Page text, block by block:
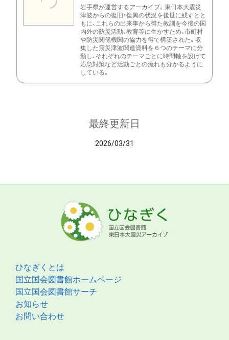
岩手県が運営するアーカイブ。東日本大震災
津波からの復旧・復興の状況を後世に残すとと
もに、これらの出来事から得た教訓を今後の国
内外の防災活動、教育等に生かすため、市町村
や防災関係機関の協力を得て構築された。収
集した震災津波関連資料を６つのテーマに分
類し、それぞれのテーマごとに時間軸を設けて
応急対策など活動ごとの流れも分かるように
している。
最終更新日
2026/03/31
ひなぎくとは
国立国会図書館ホームページ
国立国会図書館サーチ
お知らせ
お問い合わせ